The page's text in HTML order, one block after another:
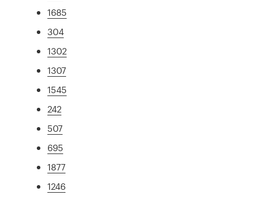
1685
304
1302
1307
1545
242
507
695
1877
1246